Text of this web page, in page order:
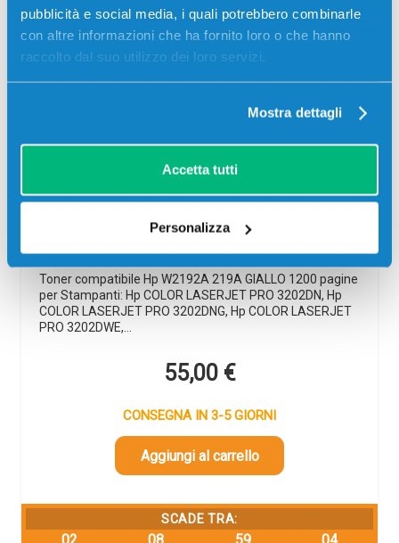
pubblicità e social media, i quali potrebbero combinarle
con altre informazioni che ha fornito loro o che hanno
raccolto dal suo utilizzo dei loro servizi.
Mostra dettagli
Accetta tutti
Personalizza
Toner compatibile Hp W2192A 219A
GIALLO
Codice:W2192A.C
Toner compatibile Hp W2192A 219A GIALLO 1200 pagine
per Stampanti: Hp COLOR LASERJET PRO 3202DN, Hp
COLOR LASERJET PRO 3202DNG, Hp COLOR LASERJET
PRO 3202DWE,…
55,00 €
CONSEGNA IN 3-5 GIORNI
Aggiungi al carrello
SCADE TRA:
02 08 59 03